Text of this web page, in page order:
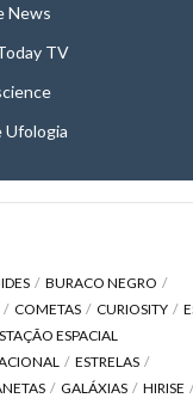
News
TV
Ufologia
BURACO NEGRO
COMETAS CURIOSITY
ESPACIAL
ESTRELAS
GALÁXIAS
HIRISE